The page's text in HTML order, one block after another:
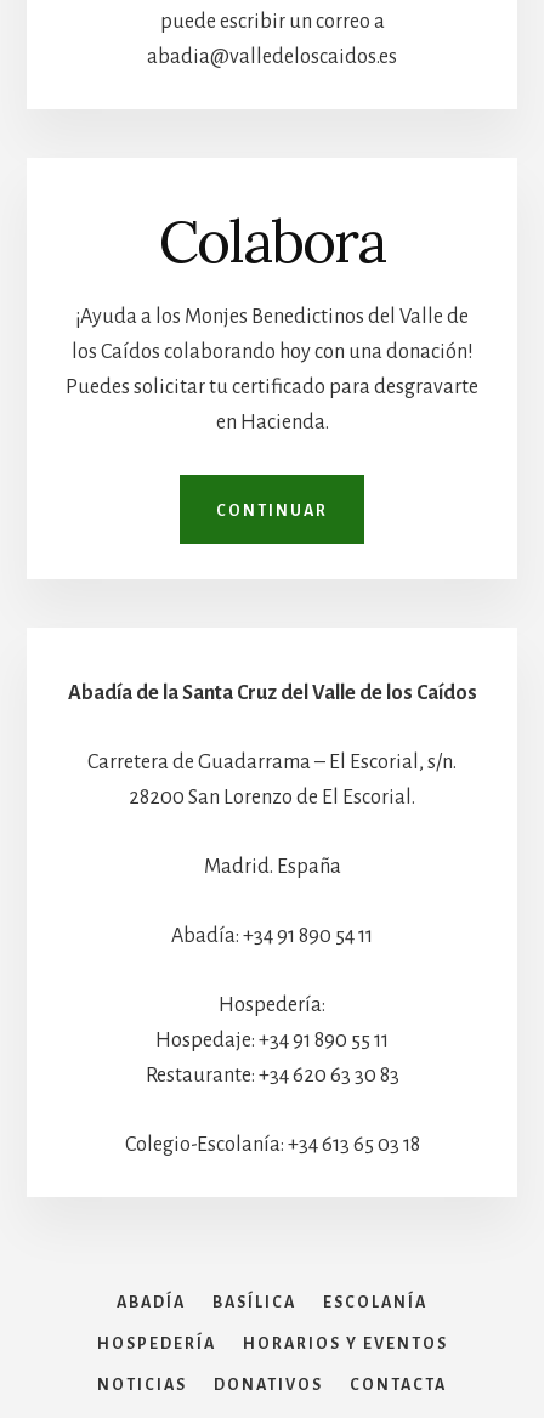
puede escribir un correo a
abadia@valledeloscaidos.es
Colabora
¡Ayuda a los Monjes Benedictinos del Valle de
los Caídos colaborando hoy con una donación!
Puedes solicitar tu certificado para desgravarte
en Hacienda.
CONTINUAR
Abadía de la Santa Cruz del Valle de los Caídos
Carretera de Guadarrama – El Escorial, s/n.
28200 San Lorenzo de El Escorial.
Madrid. España
Abadía: +34 91 890 54 11
Hospedería:
Hospedaje: +34 91 890 55 11
Restaurante: +34 620 63 30 83
Colegio-Escolanía: +34 613 65 03 18
ABADÍA BASÍLICA ESCOLANÍA
HOSPEDERÍA HORARIOS Y EVENTOS
NOTICIAS DONATIVOS CONTACTA